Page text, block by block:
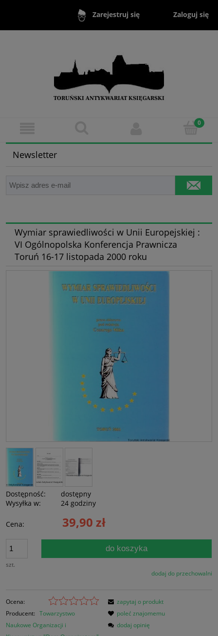
Zarejestruj się Zaloguj się
Newsletter
Wymiar sprawiedliwości w Unii Europejskiej :
VI Ogólnopolska Konferencja Prawnicza
Toruń 16-17 listopada 2000 roku
Dostępność:
dostępny
Wysyłka w:
24 godziny
Cena: 39,90 zł
szt.
do koszyka
dodaj do przechowalni
Ocena:
Producent: Towarzystwo
Naukowe Organizacji i
zapytaj o produkt
poleć znajomemu
dodaj opinię